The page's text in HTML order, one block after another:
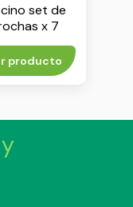
set de
x 7
producto